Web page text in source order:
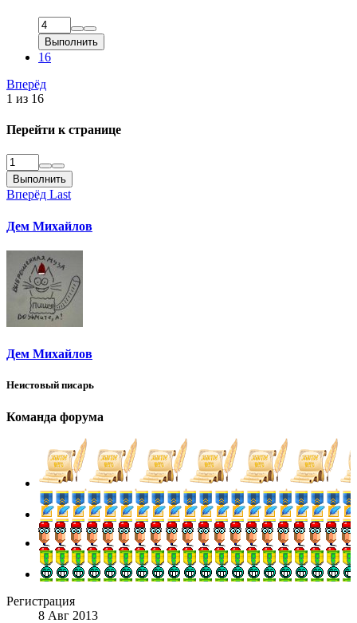
Выполнить
16
Вперёд
1 из 16
Перейти к странице
Выполнить
Вперёд Last
Дем Михайлов
Дем Михайлов
Неистовый писарь
Команда форума
Регистрация
8 Авг 2013